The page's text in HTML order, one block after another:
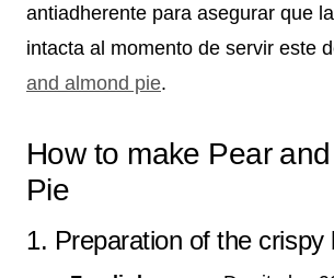
antiadherente para asegurar que
intacta al momento de servir este
and almond pie.
How to make Pear
Pie
1. Preparation of the crispy